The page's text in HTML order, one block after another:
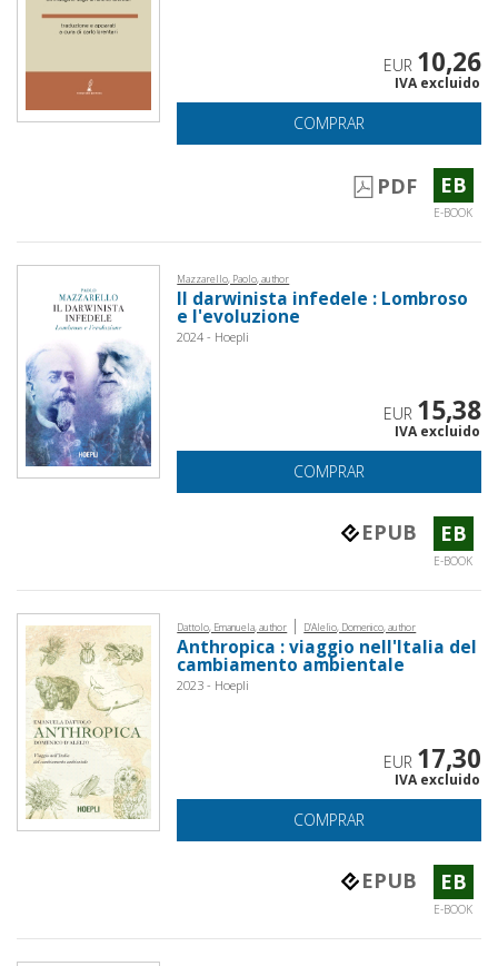
EUR 10,26
IVA excluido
COMPRAR
PDF EB
E-BOOK
Mazzarello, Paolo, author
Il darwinista infedele : Lombroso
e l'evoluzione
2024 - Hoepli
EUR 15,38
IVA excluido
COMPRAR
EPUB EB
E-BOOK
Dattolo, Emanuela, author | D'Alelio, Domenico, author
Anthropica : viaggio nell'Italia del
cambiamento ambientale
2023 - Hoepli
EUR 17,30
IVA excluido
COMPRAR
EPUB EB
E-BOOK